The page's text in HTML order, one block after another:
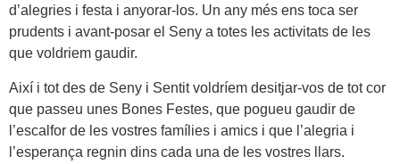
d’alegries i festa i anyorar-los. Un any més ens toca ser
prudents i avant-posar el Seny a totes les activitats de les
que voldriem gaudir.
Així i tot des de Seny i Sentit voldríem desitjar-vos de tot cor
que passeu unes Bones Festes, que pogueu gaudir de
l’escalfor de les vostres famílies i amics i que l’alegria i
l’esperança regnin dins cada una de les vostres llars.